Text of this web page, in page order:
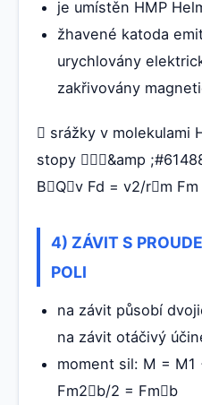
je umístěn HMP
žhavené katoda
urychlovány
zakřivovány
 srážky v molekulami
stopy &amp
BQv Fd = v2/rm Fm
4) ZÁVIT S
POLI
na závit působí
na závit otáčivý
moment sil: M = M1
Fm2b/2 = Fmb